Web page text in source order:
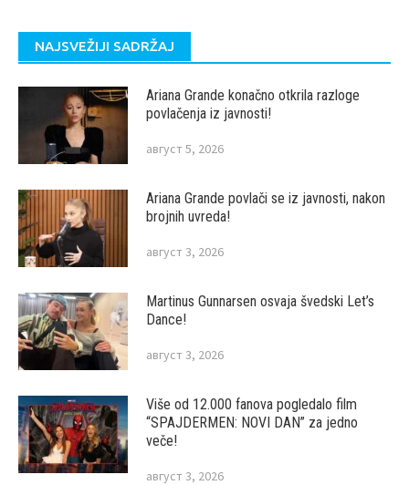
NAJSVEŽIJI SADRŽAJ
Ariana Grande konačno otkrila razloge
povlačenja iz javnosti!
август 5, 2026
Ariana Grande povlači se iz javnosti, nakon
brojnih uvreda!
август 3, 2026
Martinus Gunnarsen osvaja švedski Let’s
Dance!
август 3, 2026
Više od 12.000 fanova pogledalo film
“SPAJDERMEN: NOVI DAN” za jedno
veče!
август 3, 2026